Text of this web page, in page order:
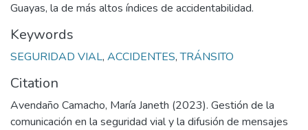
Guayas, la de más altos índices de accidentabilidad.
Keywords
SEGURIDAD VIAL, ACCIDENTES,TRÁNSITO
Citation
Avendaño Camacho, María Janeth (2023). Gestión de la
comunicación en la seguridad vial y la difusión de mensajes